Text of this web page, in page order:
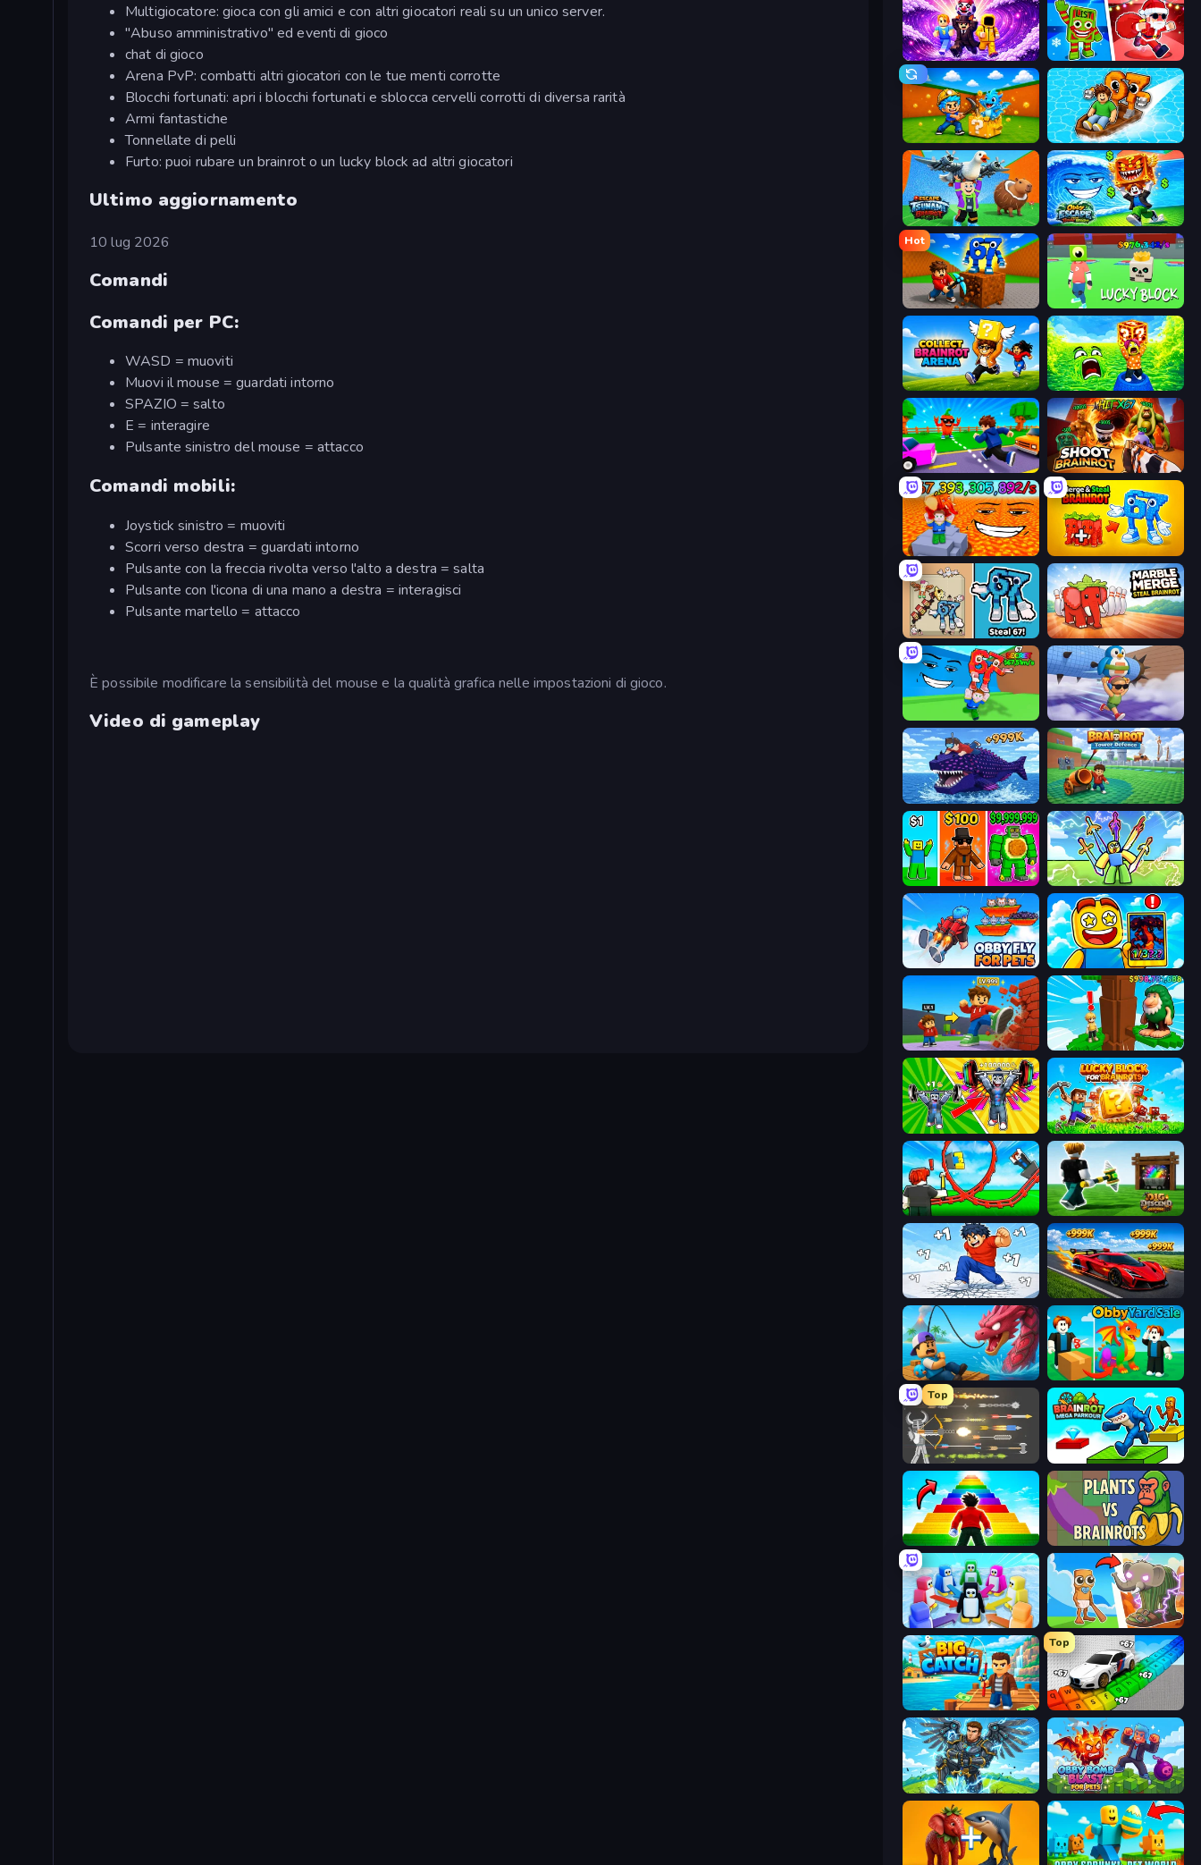
Multigiocatore: gioca con gli amici e con altri giocatori reali su un unico server.
"Abuso amministrativo" ed eventi di gioco
chat di gioco
Arena PvP: combatti altri giocatori con le tue menti corrotte
Blocchi fortunati: apri i blocchi fortunati e sblocca cervelli corrotti di diversa rarità
Armi fantastiche
Tonnellate di pelli
Furto: puoi rubare un brainrot o un lucky block ad altri giocatori
Ultimo aggiornamento
10 lug 2026
Comandi
Comandi per PC:
WASD = muoviti
Muovi il mouse = guardati intorno
SPAZIO = salto
E = interagire
Pulsante sinistro del mouse = attacco
Comandi mobili:
Joystick sinistro = muoviti
Scorri verso destra = guardati intorno
Pulsante con la freccia rivolta verso l'alto a destra = salta
Pulsante con l'icona di una mano a destra = interagisci
Pulsante martello = attacco
È possibile modificare la sensibilità del mouse e la qualità grafica nelle impostazioni di gioco.
Video di gameplay
Obby - BrainWave Plants vs Brain Zombies
Escape Cave For Brainrot Float for Brainrots
Escape Tsunami Brainrot Obby Escape from Tsunami Brainrot
Hot
Obby: Break Rocks For Brainrots Lucky Block
Collect Brainrot Arena Save Memerots: Acid Lava lake
Robby: Cross the Road for Brainrot Shoot Brainrot
Escape Lava for Brainrots! Merge & Steal Brainrot
67 Steal a Brainrot Game Marble Merge: Steal Brainrot Game
BrainZombie Log Escape
Obby Fish Challenge: Ride Brainrot Tower Defence
Obby Brainrot Merge Obby vs Brainrot
Obby Fly For Pets Obby Cards: The Legend Hunt
Obby: +1 Click Wall Breaker Steal Beanstalk for Brainrots
Obby: Gym Simulator, Escape Lucky Blocks for Brainrots
Build a Rollercoaster: Simulator Dig and Descend: Obby Mine
Break a Skyscraper
Fish It Now Obby Yard Sale
Top
Ragdoll Archers Brainrot Mega Parkour
Obby Highest Jump Ever Plants vs Brainrots
Knockout! Brainrot Evolution
Big Catch
Top
Obby: Pull a Sword Obby Bomb Blast For Pets